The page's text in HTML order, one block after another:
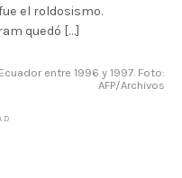
el roldosismo.
quedó […]
entre 1996 y 1997. Foto:
AFP/Archivos